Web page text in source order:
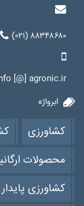
(۰۲۱) ۸۸۳۴۸۶۸۰
[@] agronic.ir
ابرواژه
کشاورزی
محصولات
کشاورزی پایدار